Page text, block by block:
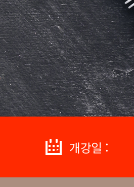
개강일 :